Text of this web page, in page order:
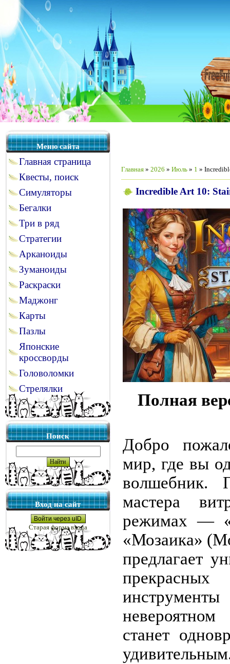
Меню сайта
Главная страница
Квесты, поиск
Симуляторы
Бегалки
Три в ряд
Стратегии
Арканоиды
Зуманоиды
Раскраски
Маджонг
Карты
Пазлы
Японские
кроссворды
Головоломки
Стрелялки
Поиск
Вход на сайт
Войти через uID
Старая форма входа
Главная » 2026 » Июль » 1 »
Incredible Art 10:
Полная
Добро
мир, где вы
волшебник.
мастера
режимах —
«Мозаика»
предлагает
станет